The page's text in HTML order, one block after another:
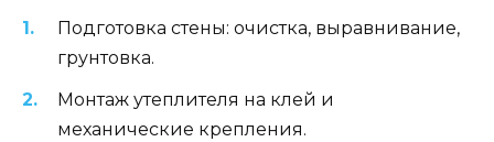
Подготовка стены: очистка, выравнивание,
грунтовка.
Монтаж утеплителя на клей и
механические крепления.